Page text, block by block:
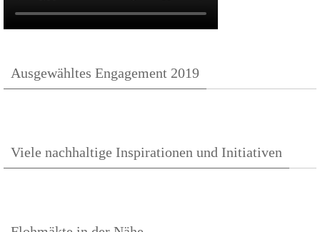
Ausgewähltes Engagement 2019
Viele nachhaltige Inspirationen und Initiativen